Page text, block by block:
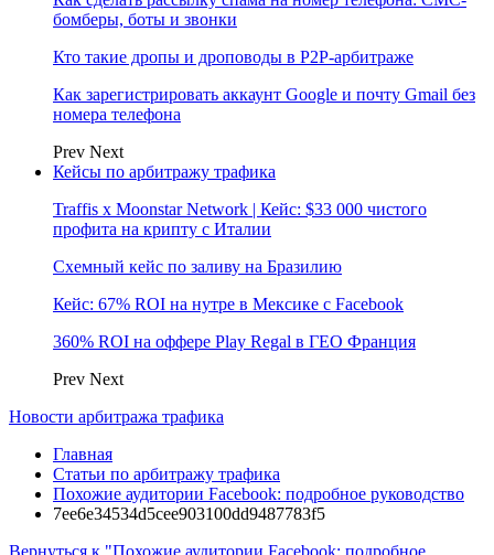
бомберы, боты и звонки
Кто такие дропы и дроповоды в P2P-арбитраже
Как зарегистрировать аккаунт Google и почту Gmail без
номера телефона
Prev Next
Кейсы по арбитражу трафика
Traffis x Moonstar Network | Кейс: $33 000 чистого
профита на крипту с Италии
Схемный кейс по заливу на Бразилию
Кейс: 67% ROI на нутре в Мексике с Facebook
360% ROI на оффере Play Regal в ГЕО Франция
Prev Next
Новости арбитража трафика
Главная
Статьи по арбитражу трафика
Похожие аудитории Facebook: подробное руководство
7ee6e34534d5cee903100dd9487783f5
Вернуться к "Похожие аудитории Facebook: подробное